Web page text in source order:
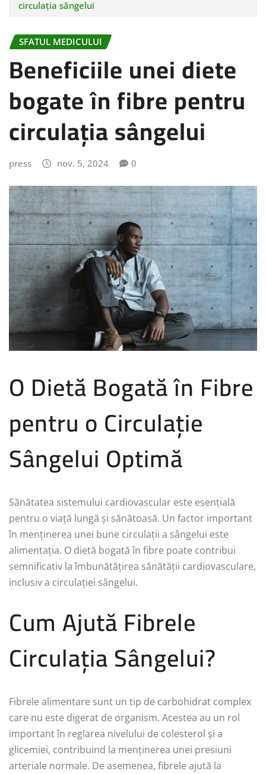
circulația sângelui
SFATUL MEDICULUI
Beneficiile unei diete
bogate în fibre pentru
circulația sângelui
press nov. 5, 2024 0
O Dietă Bogată în Fibre
pentru o Circulație
Sângelui Optimă
Sănătatea sistemului cardiovascular este esențială
pentru o viață lungă și sănătoasă. Un factor important
în menținerea unei bune circulații a sângelui este
alimentația. O dietă bogată în fibre poate contribui
semnificativ la îmbunătățirea sănătății cardiovasculare,
inclusiv a circulației sângelui.
Cum Ajută Fibrele
Circulația Sângelui?
Fibrele alimentare sunt un tip de carbohidrat complex
care nu este digerat de organism. Acestea au un rol
important în reglarea nivelului de colesterol și a
glicemiei, contribuind la menținerea unei presiuni
arteriale normale. De asemenea, fibrele ajută la